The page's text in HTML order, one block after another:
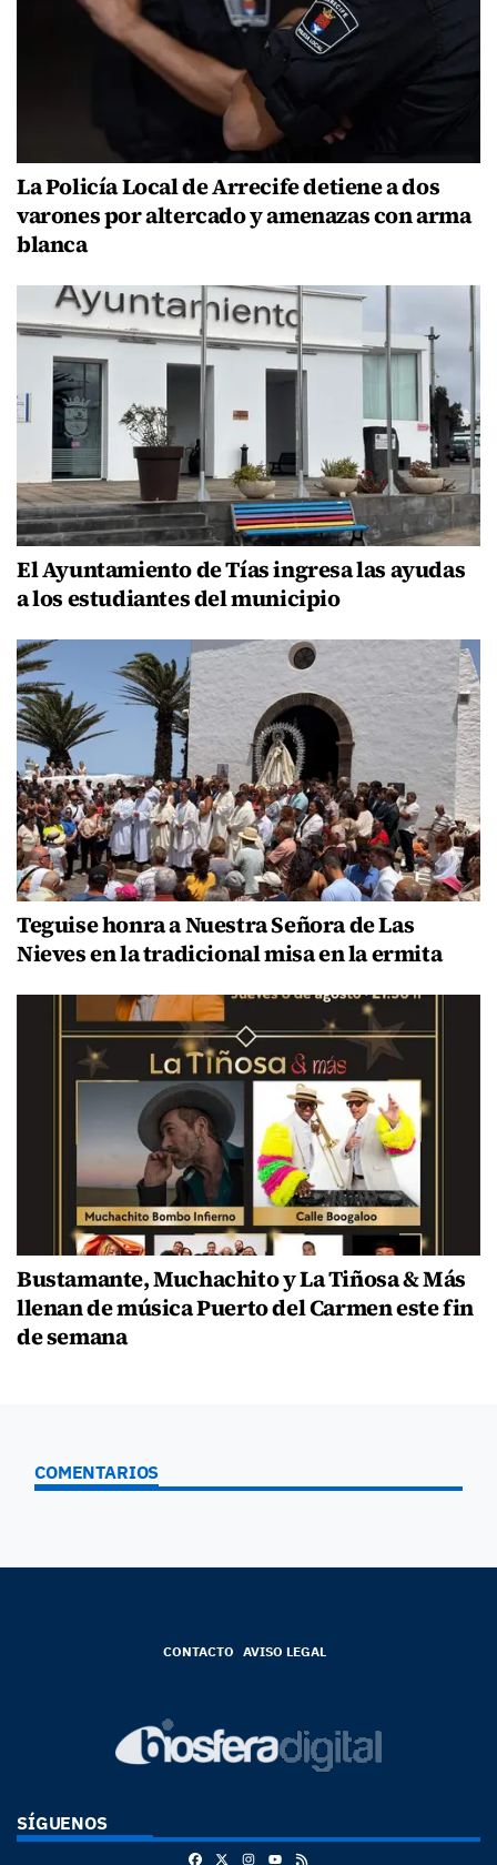
La Policía Local de Arrecife detiene a dos
varones por altercado y amenazas con arma
blanca
El Ayuntamiento de Tías ingresa las ayudas
a los estudiantes del municipio
Teguise honra a Nuestra Señora de Las
Nieves en la tradicional misa en la ermita
Bustamante, Muchachito y La Tiñosa & Más
llenan de música Puerto del Carmen este fin
de semana
COMENTARIOS
CONTACTO AVISO LEGAL
SÍGUENOS
FacebookInstagram